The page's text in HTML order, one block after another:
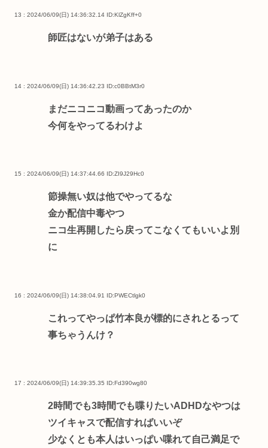
13 : 2024/06/09(日) 14:36:32.14 ID:KlZgKff+0
師匠はないが弟子はある
14 : 2024/06/09(日) 14:36:42.23 ID:c0BBtM3r0
まだニコニコ動画ってあったのか
今何をやってるわけよ
15 : 2024/06/09(日) 14:37:44.66 ID:ZI9J29Hc0
節操無い奴は他でやってるな
金か配信中毒やつ
ニコ生再開したら戻ってこなくてもいいよ別
に
16 : 2024/06/09(日) 14:38:04.91 ID:PWECtlgk0
これってやっぱ竹本良が標的にされとるって
事ちゃうんけ？
17 : 2024/06/09(日) 14:39:35.35 ID:Fd390wg80
2時間でも3時間でも喋りたいADHDなやつは
ツイキャスで配信すればいいぞ
少なくとも本人はいっぱい喋れて自己満足で